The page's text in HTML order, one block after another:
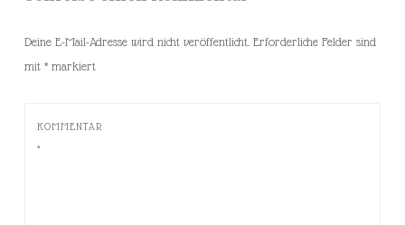
Deine E-Mail-Adresse wird nicht veröffentlicht. Erforderliche Felder sind
mit *markiert
KOMMENTAR
*